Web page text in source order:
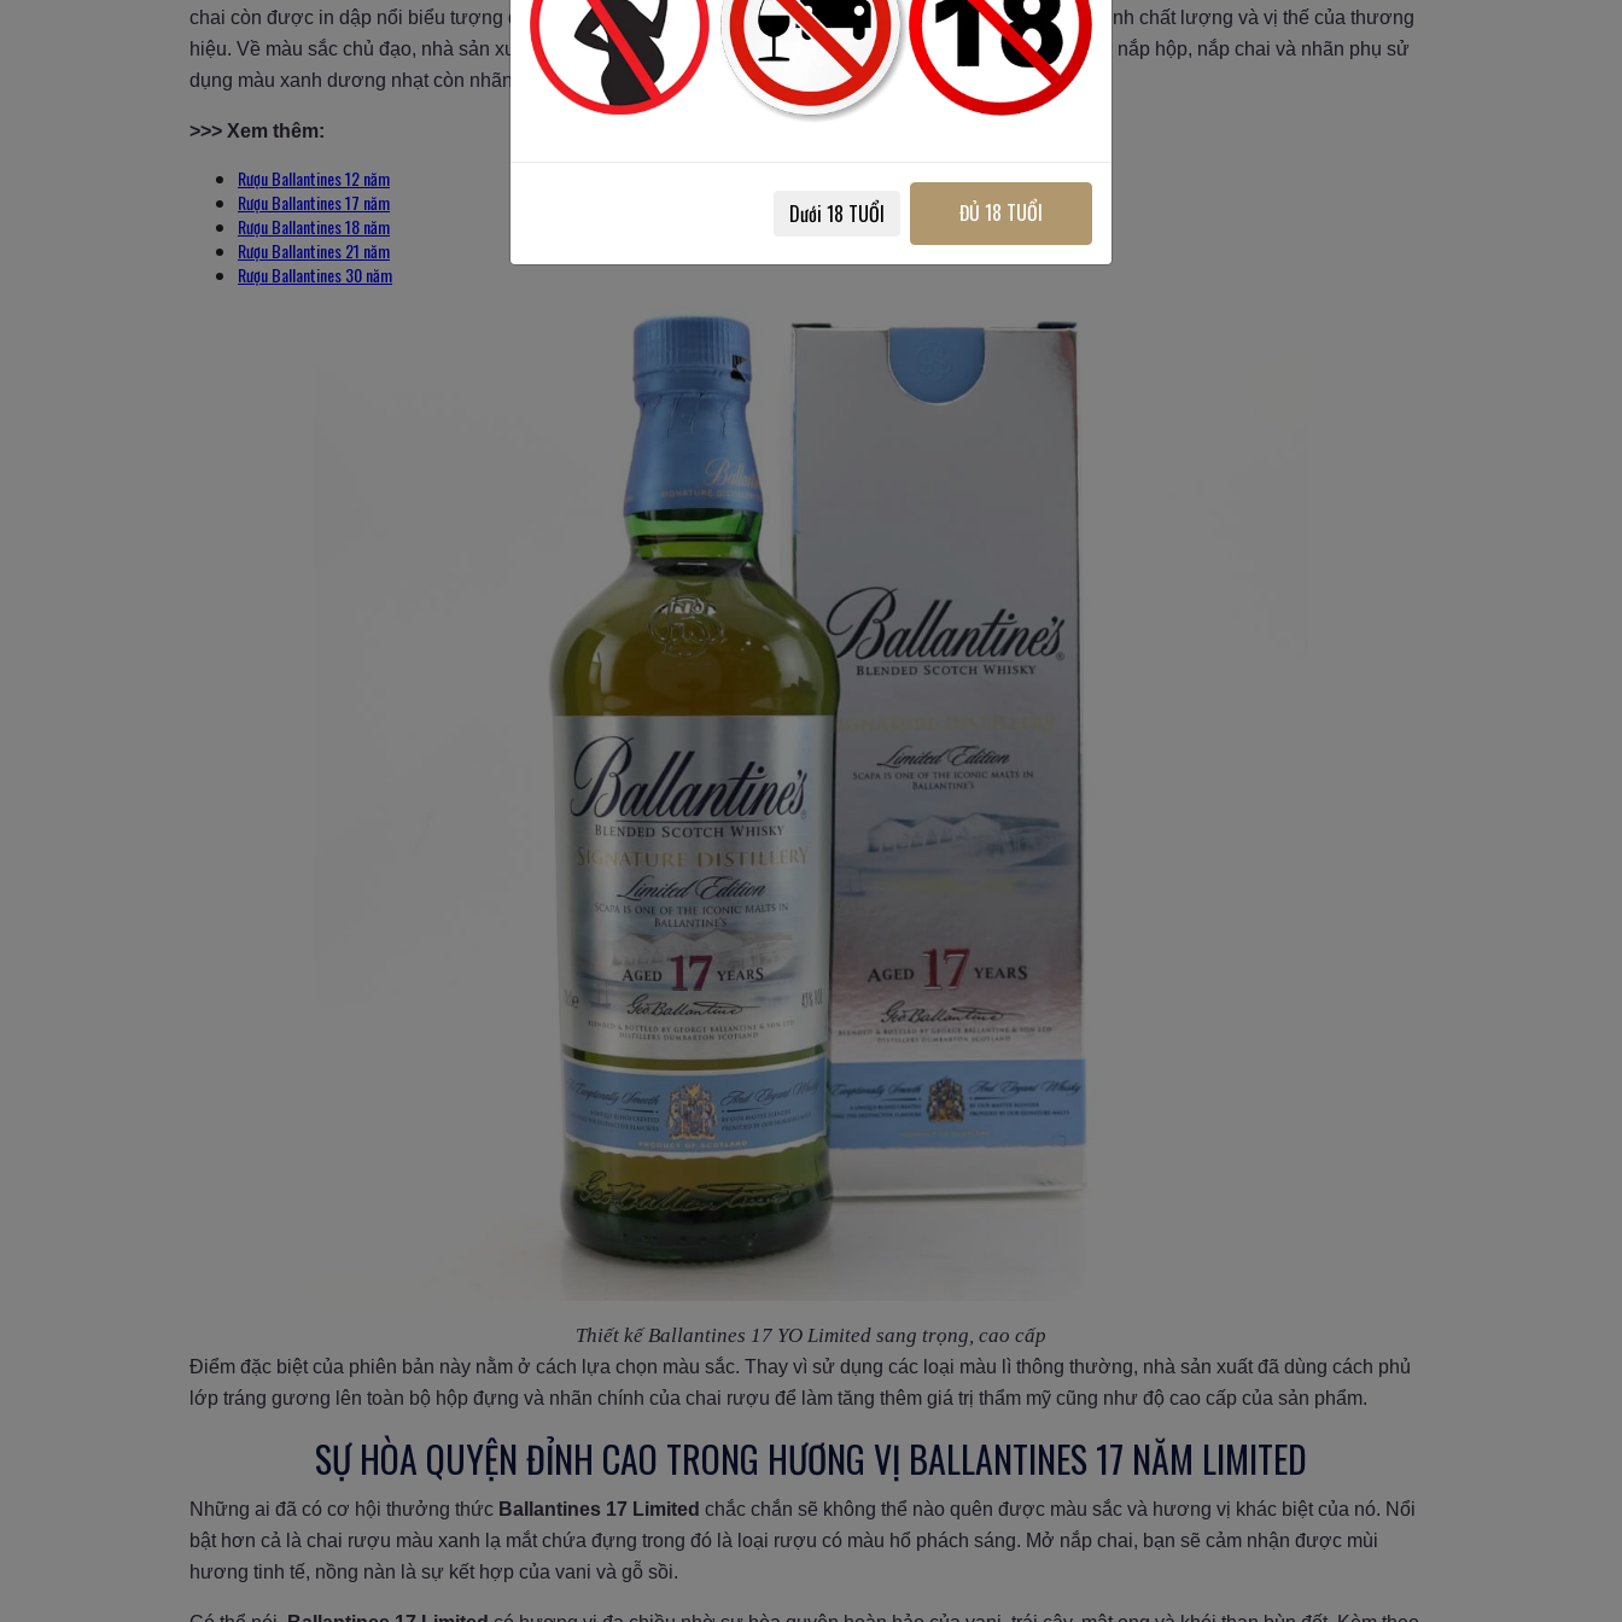
chai còn được in dập nổi biểu tượng quen thuộc của Ballantines và chữ ký của nhà sáng lập ngầm khẳng định chất lượng và vị thế của thương
hiệu. Về màu sắc chủ đạo, nhà sản xuất đã lựa chọn màu bạc và xanh dương nhạt cho phiên bản này. Phần nắp hộp, nắp chai và nhãn phụ sử
dụng màu xanh dương nhạt còn nhãn chính và hộp đựng sử dụng màu bạc sang trọng.
>>> Xem thêm:
Rượu Ballantines 12 năm
Rượu Ballantines 17 năm
Rượu Ballantines 18 năm
Rượu Ballantines 21 năm
Rượu Ballantines 30 năm
Thiết kế Ballantines 17 YO Limited sang trọng, cao cấp
Điểm đặc biệt của phiên bản này nằm ở cách lựa chọn màu sắc. Thay vì sử dụng các loại màu lì thông thường, nhà sản xuất đã dùng cách phủ
lớp tráng gương lên toàn bộ hộp đựng và nhãn chính của chai rượu để làm tăng thêm giá trị thẩm mỹ cũng như độ cao cấp của sản phẩm.
SỰ HÒA QUYỆN ĐỈNH CAO TRONG HƯƠNG VỊ BALLANTINES 17 NĂM LIMITED
Những ai đã có cơ hội thưởng thức Ballantines 17 Limited chắc chắn sẽ không thể nào quên được màu sắc và hương vị khác biệt của nó. Nổi
bật hơn cả là chai rượu màu xanh lạ mắt chứa đựng trong đó là loại rượu có màu hổ phách sáng. Mở nắp chai, bạn sẽ cảm nhận được mùi
hương tinh tế, nồng nàn là sự kết hợp của vani và gỗ sồi.
Dưới 18 TUỔI ĐỦ 18 TUỔI